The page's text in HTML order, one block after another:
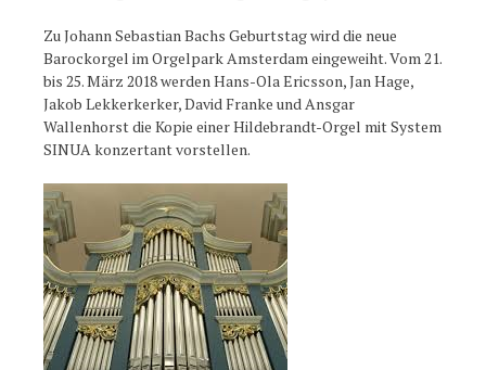
Zu Johann Sebastian Bachs Geburtstag wird die neue
Barockorgel im Orgelpark Amsterdam eingeweiht. Vom 21.
bis 25. März 2018 werden Hans-Ola Ericsson, Jan Hage,
Jakob Lekkerkerker, David Franke und Ansgar
Wallenhorst die Kopie einer Hildebrandt-Orgel mit System
SINUA konzertant vorstellen.